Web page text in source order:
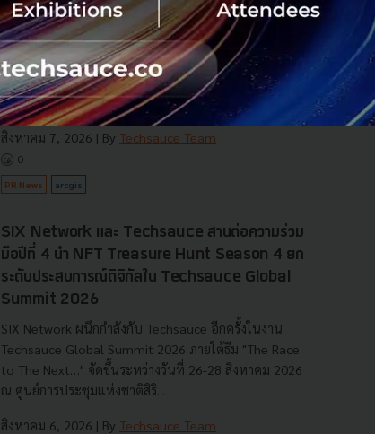
พิกัดแปลงปลูก ดันเกษตรโปร่งใส
กรุงเทพโปรดิ๊วส ผนึก Esri Thailand นำระบบแผนที่
อัจฉริยะ 'ArcGIS' และภาพถ่ายดาวเทียม ตรวจพิกัดแปลง
ปลูกวัตถุดิบอาหารสัตว์ ยกระดับความโปร่งใส ตอบโจทย์
มาตรฐานค้าโลก EUDR พร้อมลดต้นทุนก...
สิงหาคม 7, 2026 | By Techsauce Team
0
PR News arcgis
SIX Network และ Techsauce สานต่อความร่วม
มือปีที่ 4 นำ NFT Treasure Hunt Season 4 ยก
ระดับประสบการณ์ดิจิทัลใน Techsauce Global
Summit 2026
SIX Network ผนึกกำลังกับ Techsauce อีกครั้งในงาน
Techsauce Global Summit 2026 ภายใต้ธีม "The Race
to The Next…" จัดขึ้นระหว่างวันที่ 26-28 สิงหาคม 2026
ณ ศูนย์การประชุมแห่งชาติสิริ...
สิงหาคม 6, 2026 | By Techsauce Team